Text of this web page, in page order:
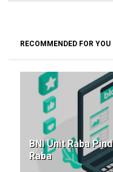
RECOMMENDED FOR YOU
BNI Unit Raba
Raba